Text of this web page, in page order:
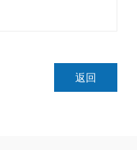
返回